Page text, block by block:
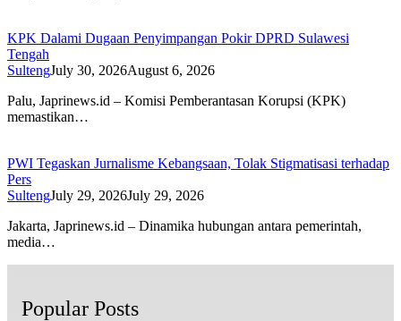
KPK Dalami Dugaan Penyimpangan Pokir DPRD Sulawesi
Tengah
SultengJuly 30, 2026August 6, 2026
Palu, Japrinews.id – Komisi Pemberantasan Korupsi (KPK)
memastikan…
PWI Tegaskan Jurnalisme Kebangsaan, Tolak Stigmatisasi terhadap
Pers
SultengJuly 29, 2026July 29, 2026
Jakarta, Japrinews.id – Dinamika hubungan antara pemerintah,
media…
Popular Posts